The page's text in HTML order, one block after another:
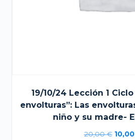
19/10/24 Lección 1
envolturas”: Las
niño y su madre-
20,00€ El
10,00